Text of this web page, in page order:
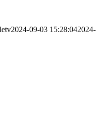
2024-09-03 15:28:042024-